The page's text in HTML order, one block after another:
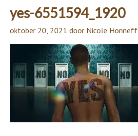
yes-6551594_1920
oktober 20, 2021 door Nicole Honneff